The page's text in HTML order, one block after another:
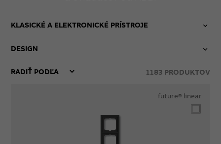
KLASICKÉ A ELEKTRONICKÉ PRÍSTROJE
DESIGN
1183PRODUKTOV
future® linear